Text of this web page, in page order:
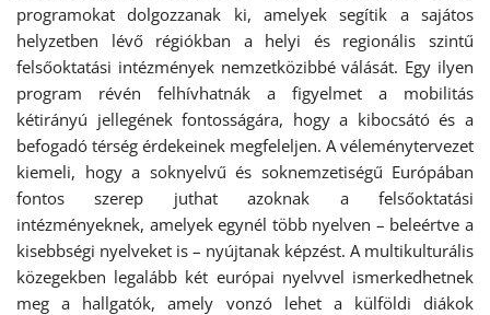
programokat dolgozzanak ki, amelyek segítik a sajátos
helyzetben lévő régiókban a helyi és regionális szintű
felsőoktatási intézmények nemzetközibbé válását. Egy ilyen
program révén felhívhatnák a figyelmet a mobilitás
kétirányú jellegének fontosságára, hogy a kibocsátó és a
befogadó térség érdekeinek megfeleljen. A véleménytervezet
kiemeli, hogy a soknyelvű és soknemzetiségű Európában
fontos szerep juthat azoknak a felsőoktatási
intézményeknek, amelyek egynél több nyelven – beleértve a
kisebbségi nyelveket is – nyújtanak képzést. A multikulturális
közegekben legalább két európai nyelvvel ismerkedhetnek
meg a hallgatók, amely vonzó lehet a külföldi diákok